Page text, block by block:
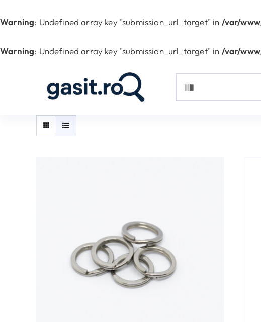
to
Warning: Undefined array key "submission_url_target" in /var/
Warning: Undefined array key "submission_url_target" in /var/